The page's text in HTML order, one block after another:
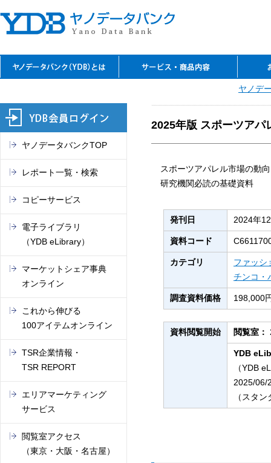
閲覧
電子
（
マー
オン
これ
市場
TSR
お問
（入
ご入
ご契
よく
ご案
ヤノデ
2025年版 スポーツアパ
スポーツアパレル市場の動
研究機関必読の基礎資料
発刊日 2024年
資料コード
カテゴリ
ファッシ
チンコ・
調査資料価格 198,000
資料閲覧開始 閲覧室：
YDB
（YDB
2025/06/
（スタ
ヤノデータバンクTOP
レポート一覧・検索
コピーサービス
電子ライブラリ
（YDB eLibrary）
マーケットシェア事典
オンライン
これから伸びる
100アイテムオンライン
TSR企業情報・
TSR REPORT
エリアマーケティング
サービス
閲覧室アクセス
（東京・大阪・名古屋）